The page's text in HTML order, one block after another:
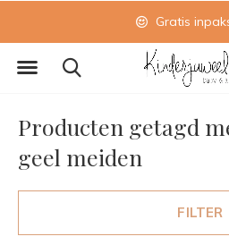
Gratis
Producten getagd
geel meiden
FILTER